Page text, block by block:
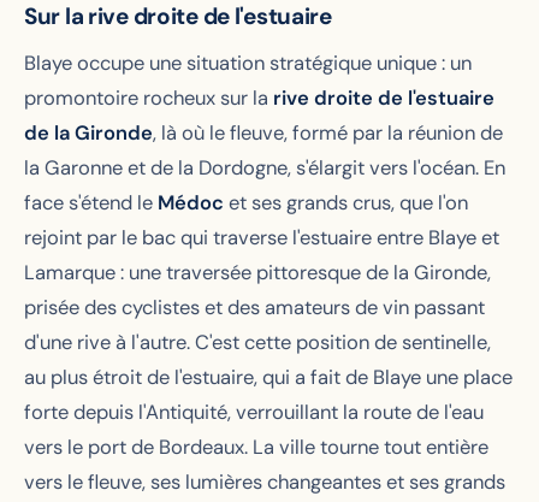
Sur la rive droite de l'estuaire
Blaye occupe une situation stratégique unique : un
promontoire rocheux sur la rive droite de l'estuaire
de la Gironde, là où le fleuve, formé par la réunion de
la Garonne et de la Dordogne, s'élargit vers l'océan. En
face s'étend le Médoc et ses grands crus, que l'on
rejoint par le bac qui traverse l'estuaire entre Blaye et
Lamarque : une traversée pittoresque de la Gironde,
prisée des cyclistes et des amateurs de vin passant
d'une rive à l'autre. C'est cette position de sentinelle,
au plus étroit de l'estuaire, qui a fait de Blaye une place
forte depuis l'Antiquité, verrouillant la route de l'eau
vers le port de Bordeaux. La ville tourne tout entière
vers le fleuve, ses lumières changeantes et ses grands